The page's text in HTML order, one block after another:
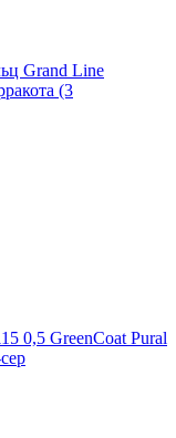
Grand Line
(3
0,5 GreenCoat Pural